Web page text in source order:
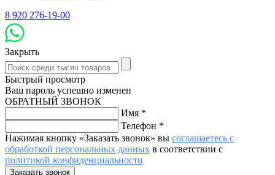
8 920 276-19-00
Закрыть
Быстрый просмотр
Ваш пароль успешно изменен
ОБРАТНЫЙ ЗВОНОК
Имя *
Телефон *
Нажимая кнопку «Заказать звонок» вы соглашаетесь с
обработкой персональных данных в соответствии с
политикой конфиденциальности